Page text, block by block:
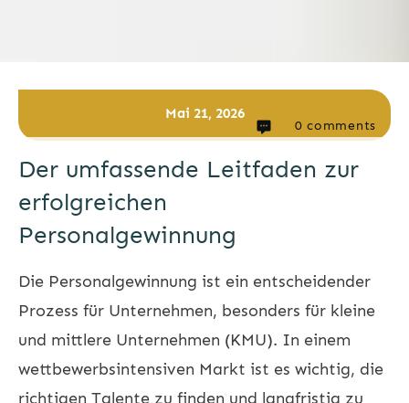
Mai 21, 2026
0 comments
Der umfassende Leitfaden zur
erfolgreichen
Personalgewinnung
Die Personalgewinnung ist ein entscheidender
Prozess für Unternehmen, besonders für kleine
und mittlere Unternehmen (KMU). In einem
wettbewerbsintensiven Markt ist es wichtig, die
richtigen Talente zu finden und langfristig zu